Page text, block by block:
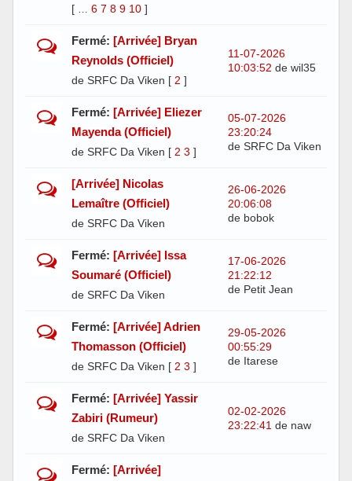
[
6 7 8 9 10]
Fermé: [Arrivée] Bryan
Reynolds (Officiel)
de SRFC Da Viken [ 2 ]
11-07-2026
10:03:52 de wil35
Fermé: [Arrivée] Eliezer
Mayenda (Officiel)
de SRFC Da Viken [ 2 3 ]
05-07-2026
23:20:24
de SRFC Da Viken
[Arrivée] Nicolas
Lemaître (Officiel)
de SRFC Da Viken
26-06-2026
20:06:08
de bobok
Fermé: [Arrivée] Issa
Soumaré (Officiel)
de SRFC Da Viken
17-06-2026
21:22:12
de Petit Jean
Fermé: [Arrivée] Adrien
Thomasson (Officiel)
de SRFC Da Viken [ 2 3 ]
29-05-2026
00:55:29
de Itarese
Fermé: [Arrivée] Yassir
Zabiri (Rumeur)
de SRFC Da Viken
02-02-2026
23:22:41 de naw
Fermé: [Arrivée]